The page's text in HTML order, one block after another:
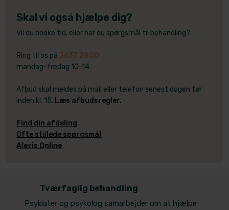
Skal vi også hjælpe dig?
Vil du booke tid, eller har du spørgsmål til behandling?
Ring til os på 3637 2800
mandag-fredag 10-14
Afbud skal meldes på mail eller telefon senest dagen før
inden kl. 15. Læs afbudsregler.
​Find din afdeling
Ofte stillede spørgsmål
Aleris Online
​Tværfaglig behandling
Psykiater og psykolog samarbejder om at hjælpe